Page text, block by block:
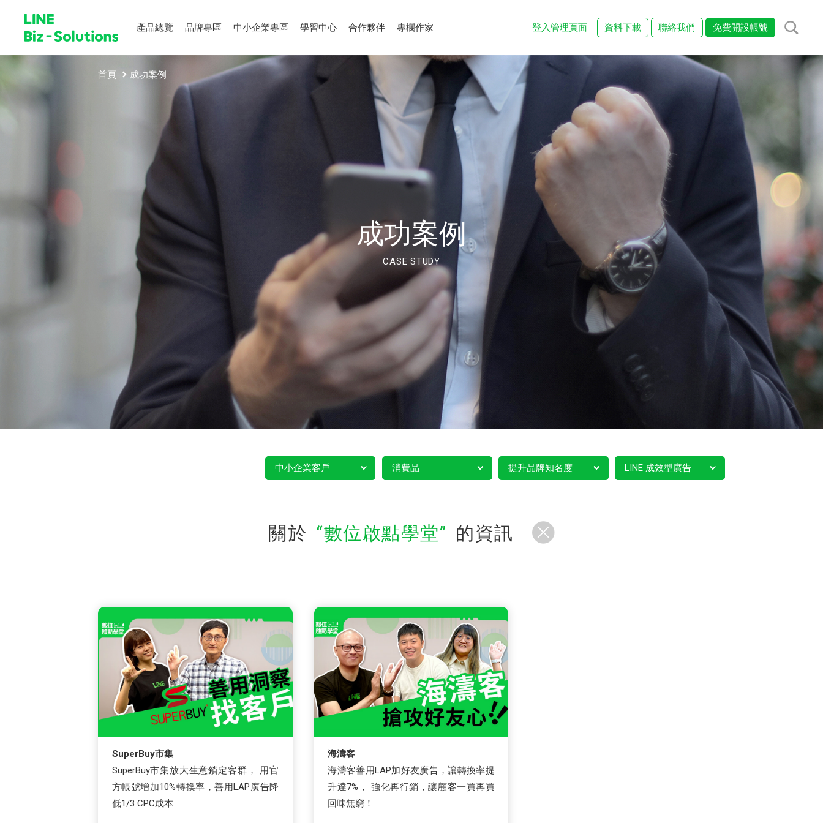
產品總覽 品牌專區 中小企業專區 學習中心 合作夥伴 專欄作家 登入管理頁面 資料下載 聯絡我們 免費開設帳號
首頁 成功案例
成功案例
CASE STUDY
中小企業客戶 消費品 提升品牌知名度 LINE 成效型廣告
關於 數位啟點學堂 的資訊
SuperBuy市集
SuperBuy市集放大生意鎖定客群， 用官
方帳號增加10%轉換率，善用LAP廣告降
低1/3 CPC成本
海濤客
海濤客善用LAP加好友廣告，讓轉換率提
升達7%， 強化再行銷，讓顧客一買再買
回味無窮！